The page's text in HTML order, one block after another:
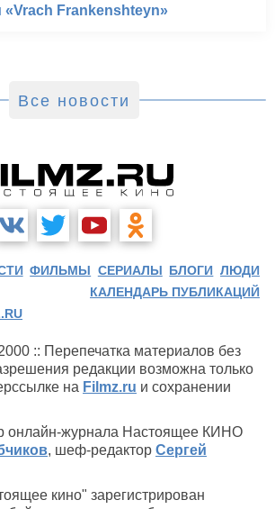
«Vrach Frankenshteyn»
Все новости
ФИЛЬМЫ СЕРИАЛЫ БЛОГИ ЛЮДИ
КАЛЕНДАРЬ ПУБЛИКАЦИЙ
:: Перепечатка материалов без
редакции возможна только
на Filmz.ru и сохранении
онлайн-журнала Настоящее КИНО
, шеф-редактор Сергей
кино" зарегистрирован